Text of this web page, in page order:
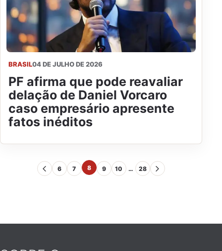
BRASIL04 DE JULHO DE 2026
PF afirma que pode reavaliar
delação de Daniel Vorcaro
caso empresário apresente
fatos inéditos
6 7 8 9 10 … 28